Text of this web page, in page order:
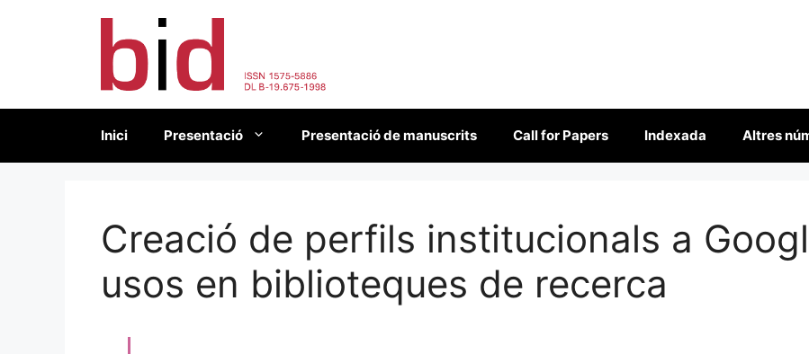
Inici Presentació Presentació de manuscrits Call for Papers Indexada Altres
Creació de perfils institucionals a
usos en biblioteques de recerca